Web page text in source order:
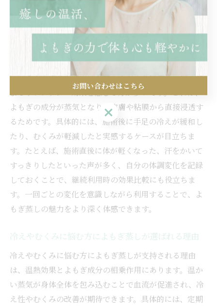
用がより実感しやすくなります。最終的に、自分に合っ
た利用法を意識することで、心身のリフレッシュと健康
維持に繋がります。
一回のよもぎ蒸しで期待できる変化とは
一回のよもぎ蒸しでも体が芯から温まる感覚や、発汗に
よるリフレッシュ効果を感じる方が多いです。これは、
よもぎの成分が蒸気となり、皮膚や粘膜から直接浸透す
るためです。具体的には、施術後に手足の冷えが緩和し
たり、むくみが軽減したと実感するケースが目立ちま
す。たとえば、施術直後に体が軽くなった、汗をかいて
すっきりしたといった声が多く、自分の体調変化を記録
しておくことで、継続利用時の効果比較にも役立ちま
す。一回ごとの変化を意識しながら利用することで、よ
もぎ蒸しの魅力をより深く体感できます。
冷えやむくみに悩む方によもぎ蒸しが選ばれる理由
冷えやむくみに悩む方によもぎ蒸しが支持される理由
は、温熱効果とよもぎ成分の相乗作用にあります。温か
い蒸気が身体全体を包み込むことで血流が促進され、冷
え性やむくみの改善が期待できます。具体的には、定期
お問い合わせはこちら
お問い合わせはこちら